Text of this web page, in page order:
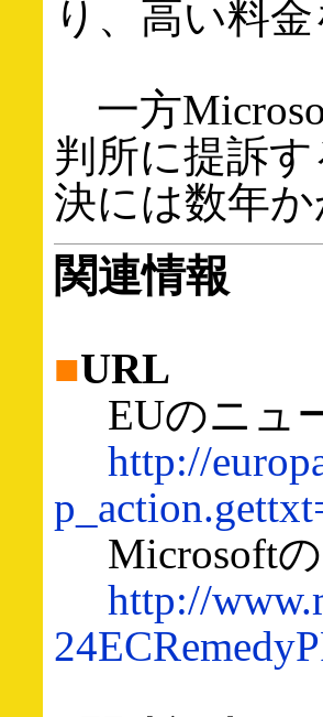
り、高い料
一方
判所に提訴
決には数年
関連情報
■URL
EUのニュ
http://
Microsoftの
http://